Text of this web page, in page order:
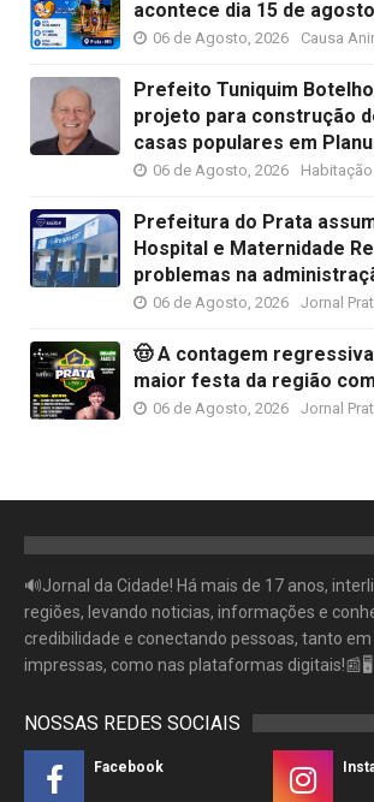
acontece dia 15 de agosto
06 de Agosto, 2026 Causa
Prefeito Tuniquim
projeto para construção
casas populares em
06 de Agosto, 2026 Habitação
Prefeitura do Prata
Hospital e Maternidade
problemas na
06 de Agosto, 2026 Jornal
🤠 A contagem
maior festa da região
06 de Agosto, 2026 Jornal
🔊Jornal da Cidade! Há mais de 17 anos,
regiões, levando noticias, informações e
credibilidade e conectando pessoas, tanto
impressas, como nas plataformas digitais!📰🖥
NOSSAS REDES SOCIAIS
Facebook